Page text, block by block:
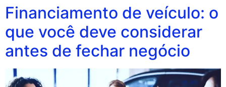
Financiamento de veículo: o
que você deve considerar
antes de fechar negócio